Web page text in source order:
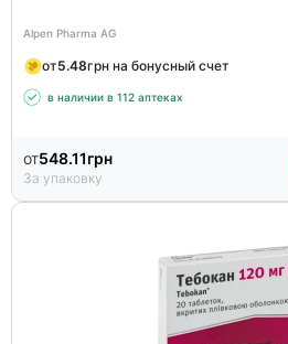
Alpen Pharma AG
от5.48грн на бонусный счет
в наличии в 112 аптеках
от548.11грн
За упаковку